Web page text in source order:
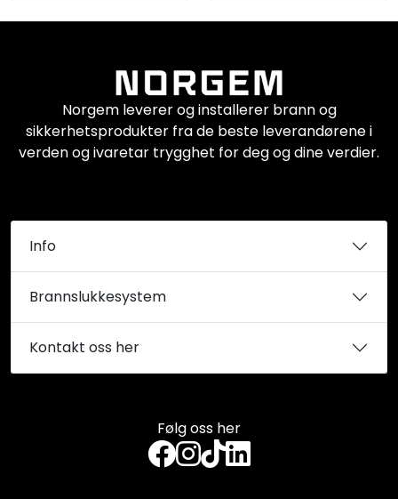
Følg oss her
Norgem leverer og installerer brann og
sikkerhetsprodukter fra de beste leverandørene i
verden og ivaretar trygghet for deg og dine verdier.
Info
Brannslukkesystem
Kontakt oss her